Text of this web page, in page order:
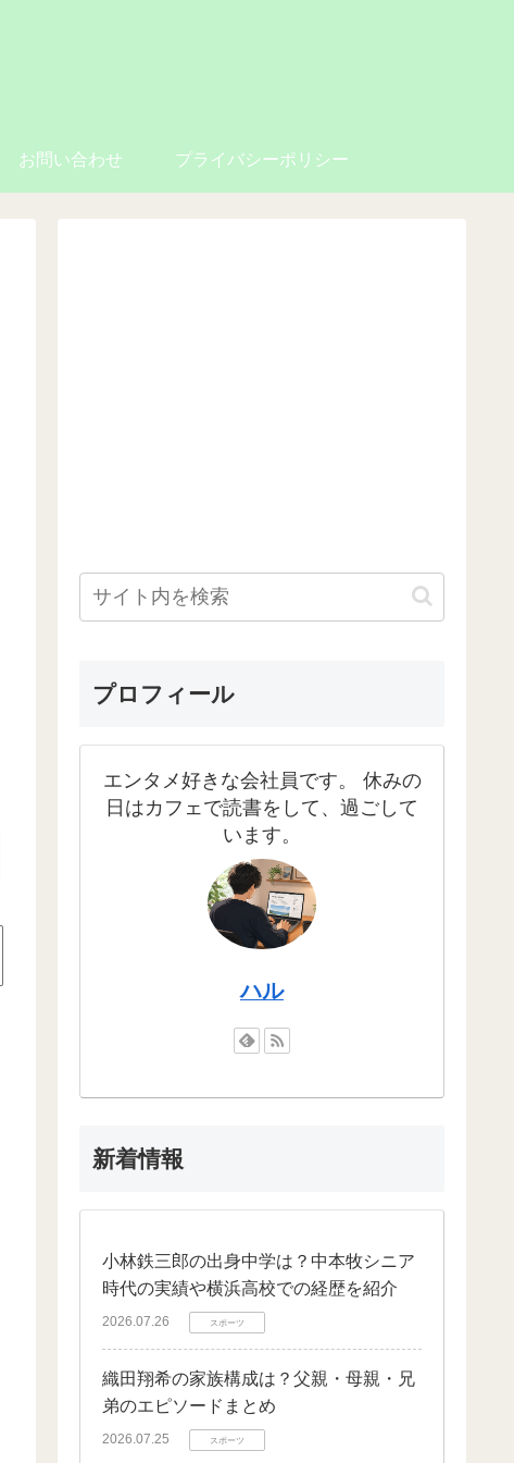
お問い合わせ プライバシーポリシー
プロフィール
エンタメ好きな会社員です。 休みの
日はカフェで読書をして、過ごして
います。
ハル
新着情報
小林鉄三郎の出身中学は？中本牧シニア
時代の実績や横浜高校での経歴を紹介
2026.07.26 スポーツ
織田翔希の家族構成は？父親・母親・兄
弟のエピソードまとめ
2026.07.25 スポーツ